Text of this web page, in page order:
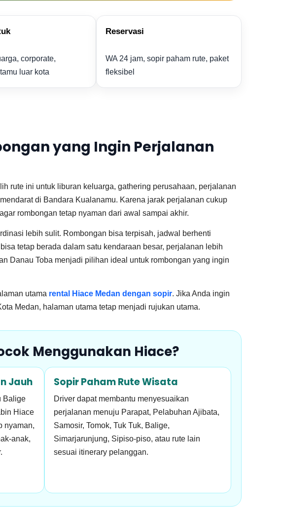
corporate,
luar kota
Reservasi
WA 24 jam, sopir paham rute, paket
fleksibel
yang Ingin Perjalanan
rute ini untuk liburan keluarga, gathering perusahaan, perjalanan
di Bandara Kualanamu. Karena jarak perjalanan cukup
rombongan tetap nyaman dari awal sampai akhir.
lebih sulit. Rombongan bisa terpisah, jadwal berhenti
tetap berada dalam satu kendaraan besar, perjalanan lebih
Danau Toba menjadi pilihan ideal untuk rombongan yang ingin
utama rental Hiace Medan dengan sopir. Jika Anda ingin
Medan, halaman utama tetap menjadi rujukan utama.
Menggunakan Hiace?
Jauh
Balige
Hiace
nyaman,
anak,
Sopir Paham Rute Wisata
Driver dapat membantu menyesuaikan
perjalanan menuju Parapat, Pelabuhan Ajibata,
Samosir, Tomok, Tuk Tuk, Balige,
Simarjarunjung, Sipiso-piso, atau rute lain
sesuai itinerary pelanggan.